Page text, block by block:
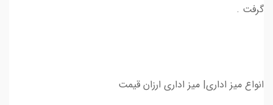
گرفت .
انواع میز اداری| میز اداری ارزان قیمت